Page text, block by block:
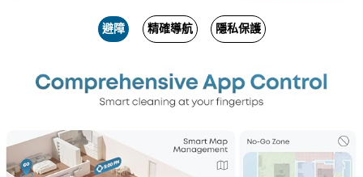
避障 精確導航 隱私保護